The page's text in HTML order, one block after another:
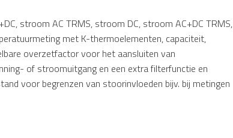
stroom AC TRMS, stroom DC, stroom AC+DC TRMS,
met K-thermoelementen, capaciteit,
overzetfactor voor het aansluiten van
of stroomuitgang en een extra filterfunctie en
voor begrenzen van stoorinvloeden bijv. bij metingen